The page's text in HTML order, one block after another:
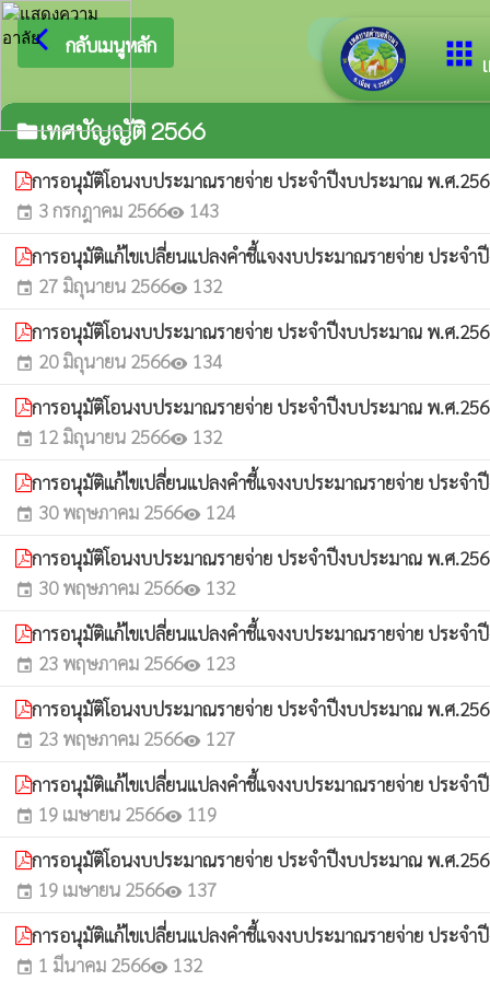
apps
arrow_back_ios กลับเมนูหลัก ยินดีต้อนรับสู่เ
folderเทศบัญญัติ 2566
การอนุมัติโอนงบประมาณรายจ่าย ประจำปีงบประมาณ พ.ศ
event 3 กรกฎาคม 2566visibility 143
การอนุมัติแก้ไขเปลี่ยนแปลงคำชี้แจงงบประมาณรายจ่าย ประจ
event 27 มิถุนายน 2566visibility 132
การอนุมัติโอนงบประมาณรายจ่าย ประจำปีงบประมาณ พ.ศ
event 20 มิถุนายน 2566visibility 134
การอนุมัติโอนงบประมาณรายจ่าย ประจำปีงบประมาณ พ.ศ
event 12 มิถุนายน 2566visibility 132
การอนุมัติแก้ไขเปลี่ยนแปลงคำชี้แจงงบประมาณรายจ่าย ประจ
event 30 พฤษภาคม 2566visibility 124
การอนุมัติโอนงบประมาณรายจ่าย ประจำปีงบประมาณ พ.ศ
event 30 พฤษภาคม 2566visibility 132
การอนุมัติแก้ไขเปลี่ยนแปลงคำชี้แจงงบประมาณรายจ่าย ประจ
event 23 พฤษภาคม 2566visibility 123
การอนุมัติโอนงบประมาณรายจ่าย ประจำปีงบประมาณ พ.ศ
event 23 พฤษภาคม 2566visibility 127
การอนุมัติแก้ไขเปลี่ยนแปลงคำชี้แจงงบประมาณรายจ่าย ประจ
event 19 เมษายน 2566visibility 119
การอนุมัติโอนงบประมาณรายจ่าย ประจำปีงบประมาณ พ.ศ
event 19 เมษายน 2566visibility 137
การอนุมัติแก้ไขเปลี่ยนแปลงคำชี้แจงงบประมาณรายจ่าย ประจ
event 1 มีนาคม 2566visibility 132